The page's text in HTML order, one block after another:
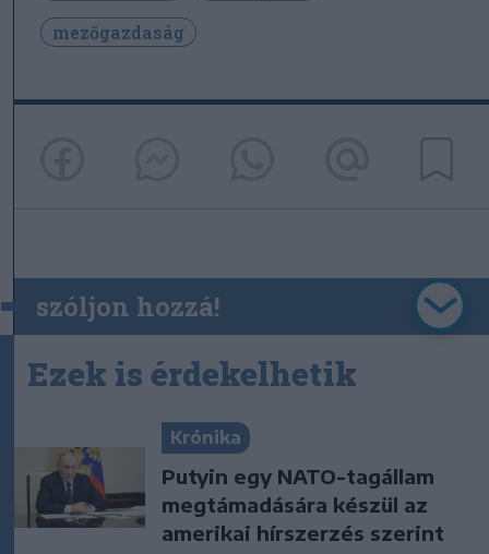
mezőgazdaság
szóljon hozzá!
Ezek is érdekelhetik
Krónika
Putyin egy NATO-tagállam
megtámadására készül az
amerikai hírszerzés szerint